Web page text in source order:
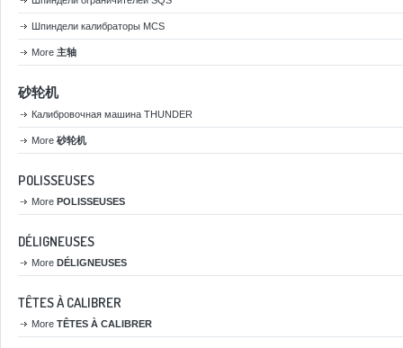
Шпиндели калибраторы MCS
More 主轴
砂轮机
Калибровочная машина THUNDER
More 砂轮机
POLISSEUSES
More POLISSEUSES
DÉLIGNEUSES
More DÉLIGNEUSES
TÊTES À CALIBRER
More TÊTES À CALIBRER